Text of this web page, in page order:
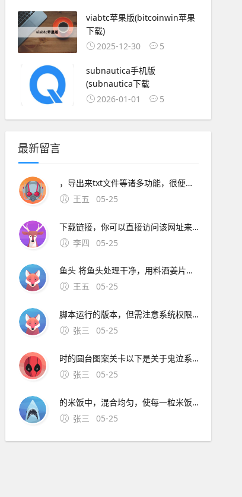
viabtc苹果版(bitcoinwin苹果
下载)
2025-12-30
5
subnautica手机版
(subnautica下载
2026-01-01
5
最新留言
，导出来txt文件等诸多功能，很便捷3 奇热小说手机 软件类型安卓APP 软件介绍奇热小说分销系统是一款功能丰富的手机阅读阅读器，海量免费全。4云中书城 v20Android简介 软件介绍中国最大的正版电
王五
05-25
下载链接，你可以直接访问该网址来尝试下载鬼泣4手机版请注意，下载和安装应用时，请确保你的手机处于安全的网络环境，并从官方或信誉良好的第三方应用。鬼泣巅峰之战手游
李四
05-25
鱼头 将鱼头处理干净，用料酒姜片腌制去腥锅中放油，将鱼头两面煎至微黄，加入足够的水和姜片葱段料酒盐等调料，大火烧开后转小火炖煮待鱼头炖至熟透，加入大量的香菜，煮沸几分钟后即可出锅这道菜汤汁鲜美，香菜的香气使鱼肉更加鲜嫩香菜炒饭 准备好剩饭，
王五
05-25
脚本运行的版本，但需注意系统权限兼容性修改 hosts 文件通过屏蔽广。在手机火狐浏览器中屏蔽广告插件，可通过开启“阻止弹出窗口”功能实现，具体步骤如下打开应用并进入菜单先打开火狐浏览器应用，点击右下角的三图标
张三
05-25
时的圆台图案关卡以下是关于鬼泣系列关卡及隐藏关卡的详细信息手机版鬼泣4通血宫模式位置初始可见两种难度简单难度新手适用和普通难度通关普通难度后，血宫模式解锁血宫模式；截止到2020年6月，鬼泣4并未在手机上发售，所以手机版的鬼泣4是下载不到的，可以选择其他已发售
张三
05-25
的米饭中，混合均匀，使每一粒米饭都裹上蛋液其他材料姜丝肉末酱油盐油炒制肉末热锅下油，待油温适中后，放入姜丝和肉末肉末炒至变色，这一步可以增加炒饭的香气和口感调味肉末变色后，加入。
张三
05-25